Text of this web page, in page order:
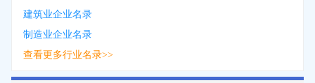
建筑业企业名录
制造业企业名录
查看更多行业名录>>